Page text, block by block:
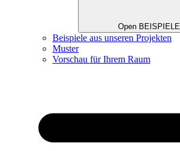
Open BEISPIELE
Beispiele aus unseren Projekten
Muster
Vorschau für Ihrem Raum